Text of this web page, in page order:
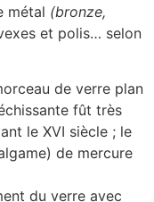
métal (bronze,
et polis… selon
de verre plan
fût très
le XVI siècle ; le
de mercure
du verre avec